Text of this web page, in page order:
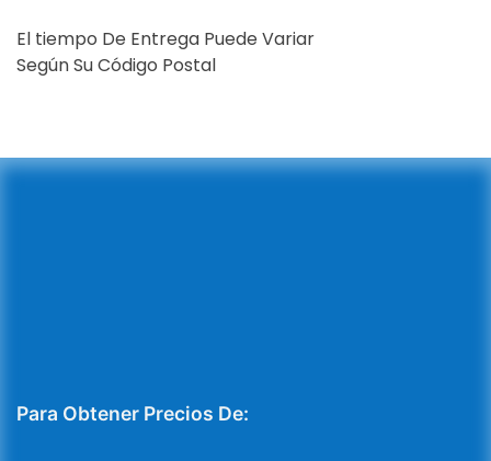
El tiempo De Entrega Puede Variar
Según Su Código Postal
Para Obtener Precios De: